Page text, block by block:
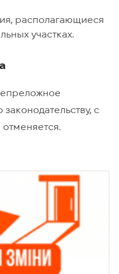
располагающиеся
участках.
с
отменяется.